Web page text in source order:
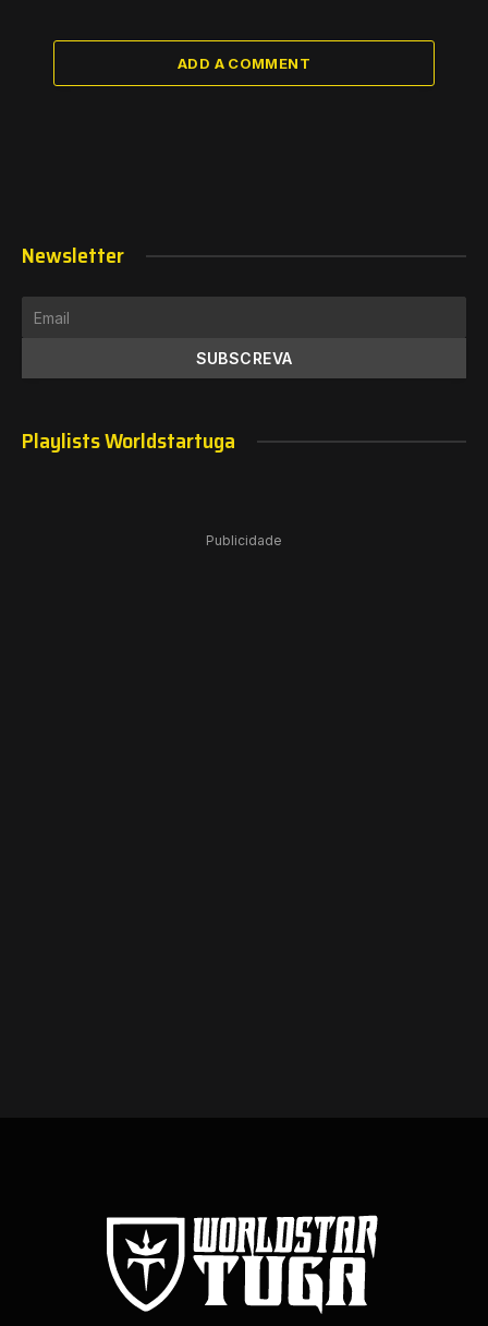
ADD A COMMENT
Newsletter
Playlists Worldstartuga
Publicidade